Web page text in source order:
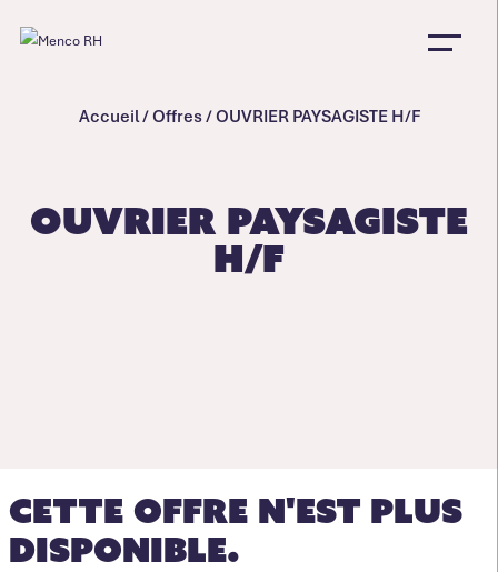
Accueil/Offres/OUVRIER PAYSAGISTE H/F
OUVRIER PAYSAGISTE
H/F
Cette offre n'est plus
disponible.